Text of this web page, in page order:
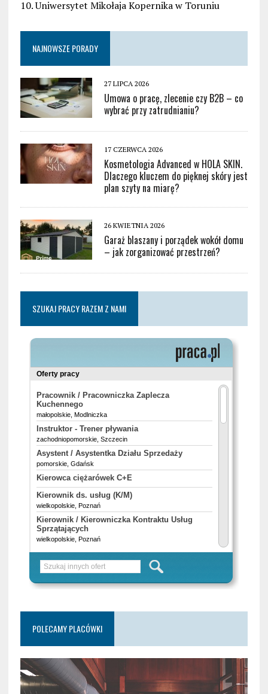
10. Uniwersytet Mikołaja Kopernika w Toruniu
NAJNOWSZE PORADY
27 LIPCA 2026
Umowa o pracę, zlecenie czy B2B – co
wybrać przy zatrudnianiu?
17 CZERWCA 2026
Kosmetologia Advanced w HOLA SKIN.
Dlaczego kluczem do pięknej skóry jest
plan szyty na miarę?
26 KWIETNIA 2026
Garaż blaszany i porządek wokół domu
– jak zorganizować przestrzeń?
SZUKAJ PRACY RAZEM Z NAMI
POLECAMY PLACÓWKI